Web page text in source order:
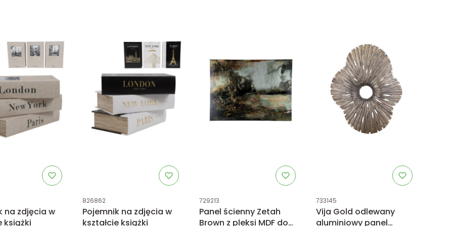
na zdjęcia w
książki
Kod produktu
826862
Pojemnik na zdjęcia w
kształcie książki
Kod produktu
729213
Panel ścienny Zetah
Brown z pleksi MDF do
Kod produktu
733145
Vija Gold odlewany
aluminiowy panel